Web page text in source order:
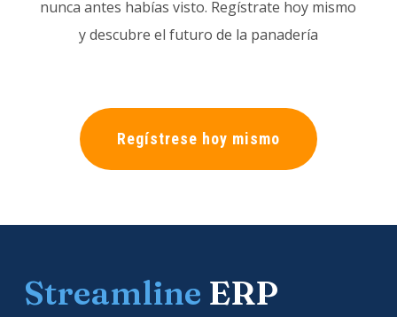
nunca antes habías visto. Regístrate hoy mismo
y descubre el futuro de la panadería
Regístrese hoy mismo
Streamline ERP